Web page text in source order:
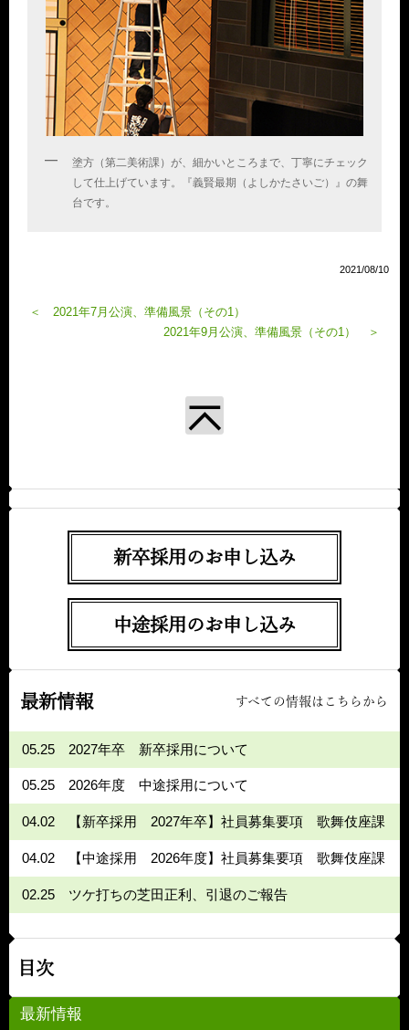
塗方（第二美術課）が、細かいところまで、丁寧にチェック
して仕上げています。『義賢最期（よしかたさいご）』の舞
台です。
2021/08/10
＜ 2021年7月公演、準備風景（その1）
2021年9月公演、準備風景（その1） ＞
新卒採用のお申し込み
中途採用のお申し込み
最新情報 すべての情報はこちらから
05.25 2027年卒 新卒採用について
05.25 2026年度 中途採用について
04.02 【新卒採用 2027年卒】社員募集要項 歌舞伎座課
04.02 【中途採用 2026年度】社員募集要項 歌舞伎座課
02.25 ツケ打ちの芝田正利、引退のご報告
目次
最新情報